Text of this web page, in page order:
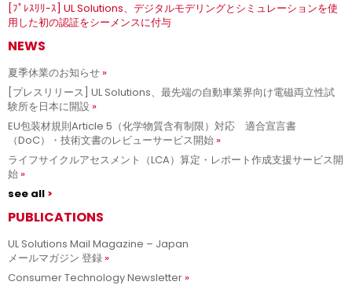
[ﾌﾟﾚｽﾘﾘｰｽ] UL Solutions、デジタルモデリングとシミュレーションを使
用した初の認証をシーメンスに付与
NEWS
夏季休業のお知らせ
[プレスリリース] UL Solutions、最先端の自動車業界向け電磁両立性試
験所を日本に開設
EU包装材規則Article 5（化学物質含有制限）対応 適合宣言書
（DoC）・技術文書のレビューサービス開始
ライフサイクルアセスメント（LCA）算定・レポート作成支援サービス開
始
see all
PUBLICATIONS
UL Solutions Mail Magazine – Japan
メールマガジン 登録
Consumer Technology Newsletter